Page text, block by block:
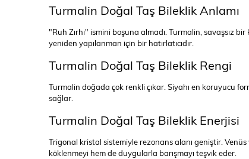
Turmalin Doğal Taş Bileklik Anlamı
"Ruh Zırhı" ismini boşuna almadı. Turmalin, savaşsız
yeniden yapılanman için bir hatırlatıcıdır.
Turmalin Doğal Taş Bileklik Rengi
Turmalin doğada çok renkli çıkar. Siyahı en koruyucu
sağlar.
Turmalin Doğal Taş Bileklik Enerjisi
Trigonal kristal sistemiyle rezonans alanı geniştir.
köklenmeyi hem de duygularla barışmayı teşvik eder.